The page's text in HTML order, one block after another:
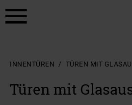
INNENTÜREN TÜREN MIT
Türen mit